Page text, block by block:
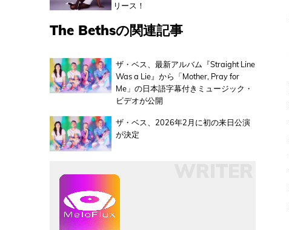
リース！
The Bethsの関連記事
ザ・ベス、最新アルバム『Straight Line
Was a Lie』から「Mother, Pray for
Me」の日本語字幕付きミュージック・
ビデオが公開
ザ・ベス、2026年2月に初の来日公演
が決定